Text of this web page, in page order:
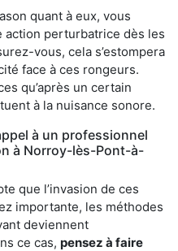
quant à eux, vous
perturbatrice dès les
vous, cela s’estompera
face à ces rongeurs.
qu’après un certain
à la nuisance sonore.
à un professionnel
à Norroy-lès-Pont-à-
que l’invasion de ces
importante, les méthodes
deviennent
ce cas, pensez à faire